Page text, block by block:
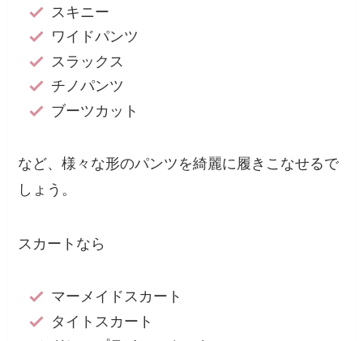
スキニー
ワイドパンツ
スラックス
チノパンツ
ブーツカット
など、様々な形のパンツを綺麗に履きこなせるで
しょう。
スカートなら
マーメイドスカート
タイトスカート